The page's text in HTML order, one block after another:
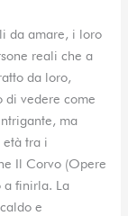
da amare, i loro
reali che a
da loro,
di vedere come
ma
età tra i
Il Corvo (Opere
a finirla. La
e